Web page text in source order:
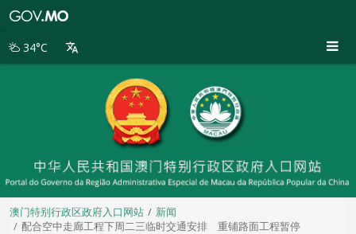
别
34°C
澳门特别行政区政府入口网站
新闻
配合空中走廊工程下周二三临时交通安排 重铺路面工程暂停